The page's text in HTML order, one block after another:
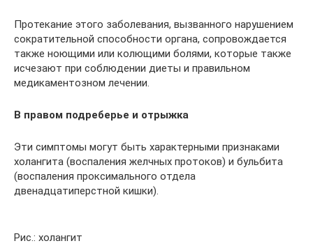
Протекание этого заболевания, вызванного нарушением
сократительной способности органа, сопровождается
также ноющими или колющими болями, которые также
исчезают при соблюдении диеты и правильном
медикаментозном лечении.
В правом подреберье и отрыжка
Эти симптомы могут быть характерными признаками
холангита (воспаления желчных протоков) и бульбита
(воспаления проксимального отдела
двенадцатиперстной кишки).
Рис.: холангит